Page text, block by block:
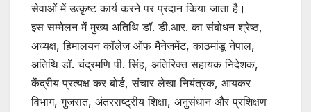
सेवाओं में उत्कृष्ट कार्य करने पर प्रदान किया जाता है।
इस सम्मेलन में मुख्य अतिथि डॉ. डी.आर. का संबोधन श्रेष्ठ,
अध्यक्ष, हिमालयन कॉलेज ऑफ मैनेजमेंट, काठमांडू नेपाल,
अतिथि डॉ. चंद्रमणि पी. सिंह, अतिरिक्त सहायक निदेशक,
केंद्रीय प्रत्यक्ष कर बोर्ड, संचार लेखा नियंत्रक, आयकर
विभाग, गुजरात, अंतरराष्ट्रीय शिक्षा, अनुसंधान और प्रशिक्षण